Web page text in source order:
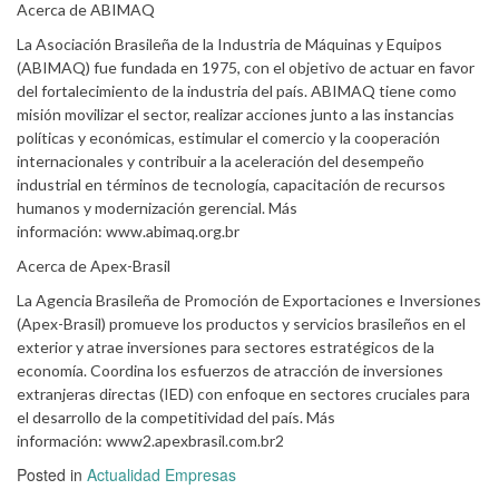
Acerca de ABIMAQ
La Asociación Brasileña de la Industria de Máquinas y Equipos
(ABIMAQ) fue fundada en 1975, con el objetivo de actuar en favor
del fortalecimiento de la industria del país. ABIMAQ tiene como
misión movilizar el sector, realizar acciones junto a las instancias
políticas y económicas, estimular el comercio y la cooperación
internacionales y contribuir a la aceleración del desempeño
industrial en términos de tecnología, capacitación de recursos
humanos y modernización gerencial. Más
información: www.abimaq.org.br
Acerca de Apex-Brasil
La Agencia Brasileña de Promoción de Exportaciones e Inversiones
(Apex-Brasil) promueve los productos y servicios brasileños en el
exterior y atrae inversiones para sectores estratégicos de la
economía. Coordina los esfuerzos de atracción de inversiones
extranjeras directas (IED) con enfoque en sectores cruciales para
el desarrollo de la competitividad del país. Más
información: www2.apexbrasil.com.br2
Posted in Actualidad Empresas